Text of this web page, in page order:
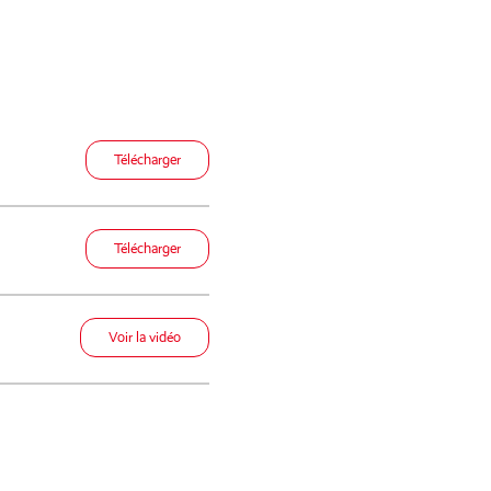
Télécharger
Télécharger
Voir la vidéo